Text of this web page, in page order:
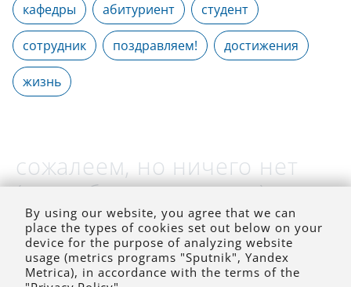
кафедры абитуриент студент
сотрудник поздравляем! достижения
жизнь
сожалеем, но ничего нет
(на выбранное время)
By using our website, you agree that we can
place the types of cookies set out below on your
device for the purpose of analyzing website
usage (metrics programs "Sputnik", Yandex
Metrica), in accordance with the terms of the